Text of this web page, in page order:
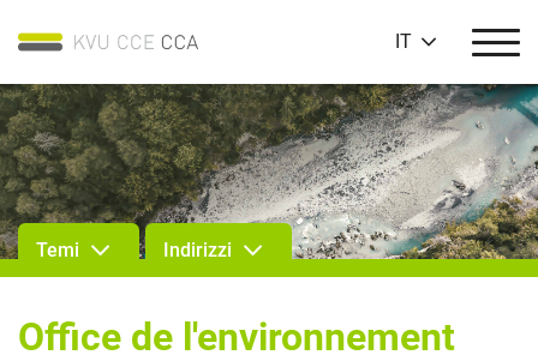
IT
Temi Indirizzi
Office de l'environnement